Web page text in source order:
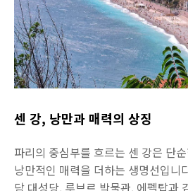
센 강, 낭만과 매력의 상징
파리의 중심부를 흐르는 센 강은 단
낭만적인 매력을 더하는 생명선입니
담 대성당, 루브르 박물관, 에펠탑과